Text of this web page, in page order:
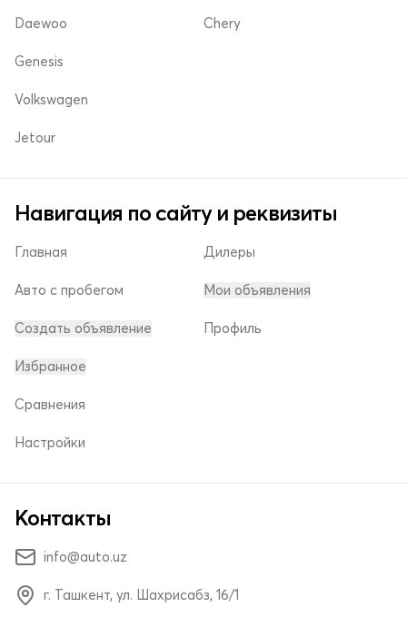
Daewoo Chery
Genesis
Volkswagen
Jetour
Навигация по сайту и реквизиты
Главная
Авто с пробегом
Создать объявление
Дилеры
Мои объявления
Профиль
Избранное
Сравнения
Настройки
Контакты
info@auto.uz
г. Ташкент, ул. Шахрисабз, 16/1